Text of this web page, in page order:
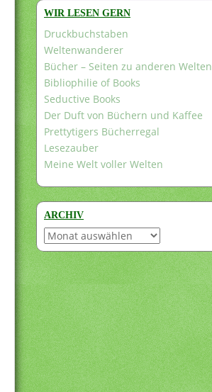
WIR LESEN GERN
Druckbuchstaben
Weltenwanderer
Bücher – Seiten zu anderen Welten
Bibliophilie of Books
Seductive Books
Der Duft von Büchern und Kaffee
Prettytigers Bücherregal
Lesezauber
Meine Welt voller Welten
ARCHIV
Archiv